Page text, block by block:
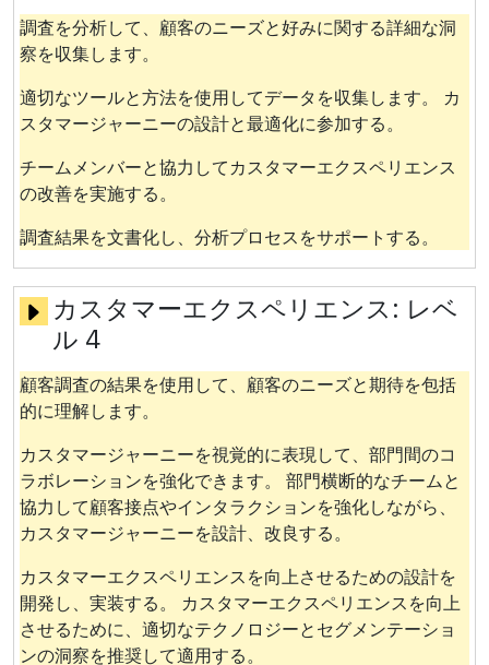
調査を分析して、顧客のニーズと好みに関する詳細な洞
察を収集します。
適切なツールと方法を使用してデータを収集します。 カ
スタマージャーニーの設計と最適化に参加する。
チームメンバーと協力してカスタマーエクスペリエンス
の改善を実施する。
調査結果を文書化し、分析プロセスをサポートする。
カスタマーエクスペリエンス: レベ
ル 4
顧客調査の結果を使用して、顧客のニーズと期待を包括
的に理解します。
カスタマージャーニーを視覚的に表現して、部門間のコ
ラボレーションを強化できます。 部門横断的なチームと
協力して顧客接点やインタラクションを強化しながら、
カスタマージャーニーを設計、改良する。
カスタマーエクスペリエンスを向上させるための設計を
開発し、実装する。 カスタマーエクスペリエンスを向上
させるために、適切なテクノロジーとセグメンテーショ
ンの洞察を推奨して適用する。